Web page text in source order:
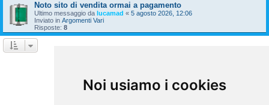
Noi usiamo i cookies
Noto sito di vendita ormai a pagamento
Ultimo messaggio da lucamad « 5 agosto 2026, 12:06
Inviato in Argomenti Vari
Risposte: 8